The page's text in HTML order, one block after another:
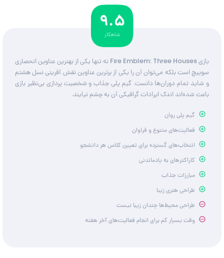
9.5
شاهکار
بازی Fire Emblem: Three Houses نه تنها یکی از بهترین عناوین انحصاری
سوییچ است بلکه می‌توان آن را یکی از برترین عناوین نقش آفرینی نسل هشتم
و شاید تمام دوران‌ها دانست. گیم پلی جذاب و شخصیت پردازی بی‌نظیر بازی
باعث شده‌اند اندک ایرادات گرافیکی آن به چشم نیایند.
گیم پلی روان
فعالیت‌های متنوع و فراوان
انتخاب‌های گسترده برای تعیین کلاس هر دانشجو
کاراکترهای به یادماندنی
مبارزات جذاب
طراحی هنری زیبا
طراحی محیط‌ها چندان زیبا نیست
وقت بسیار کم برای انجام فعالیت‌های آخر هفته